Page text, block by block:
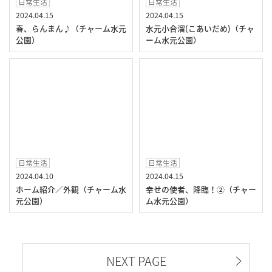
2024.04.15
春、らんまん♪（チャーム水元
公園）
2024.04.15
水元小合溜(こあいだめ)（チャ
ーム水元公園）
日常生活
2024.04.10
ホーム紹介／外観（チャーム水
元公園）
日常生活
2024.04.15
幸せの使者、降臨！②（チャー
ム水元公園）
NEXT PAGE